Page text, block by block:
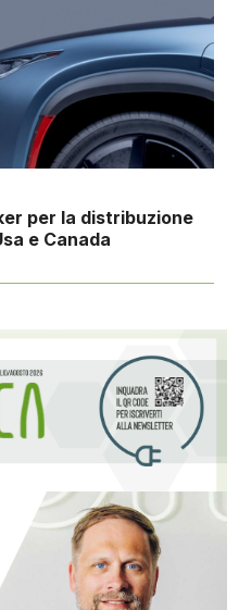
per la distribuzione
e Canada